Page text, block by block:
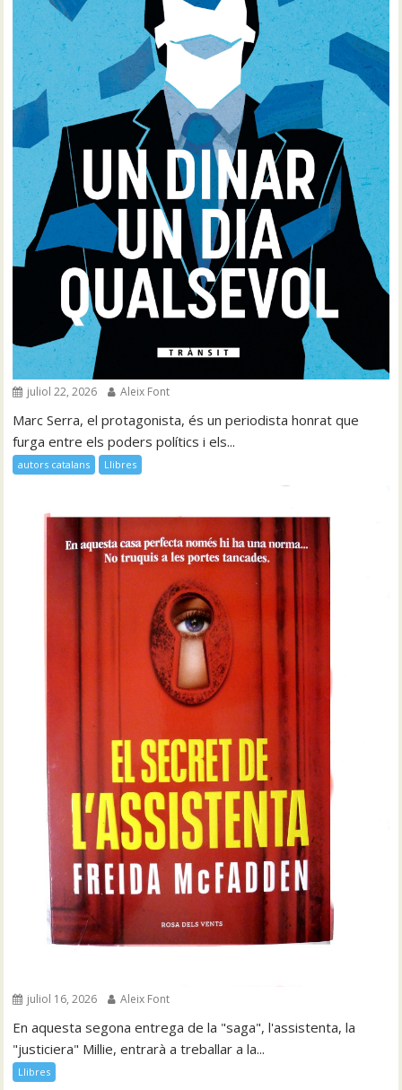
juliol 22, 2026 Aleix Font
Marc Serra, el protagonista, és un periodista honrat que
furga entre els poders polítics i els...
autors catalans Llibres
juliol 16, 2026 Aleix Font
En aquesta segona entrega de la "saga", l'assistenta, la
"justiciera" Millie, entrarà a treballar a la...
Llibres